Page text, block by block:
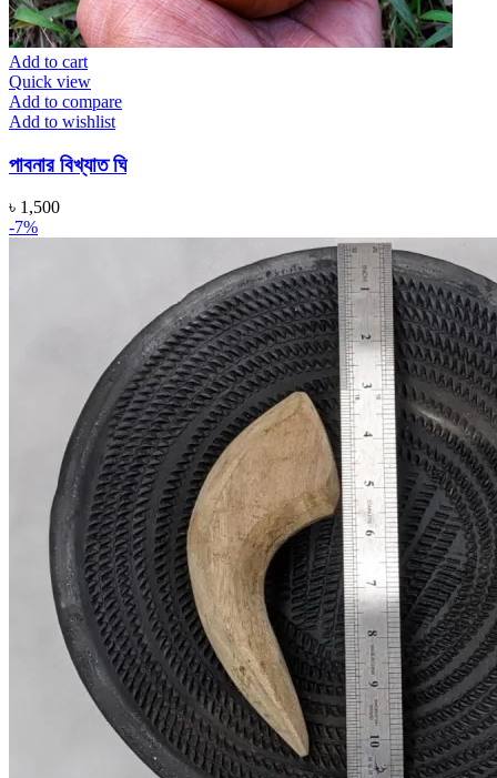
Add to cart
Quick view
Add to compare
Add to wishlist
পাবনার বিখ্যাত ঘি
৳ 1,500
-7%